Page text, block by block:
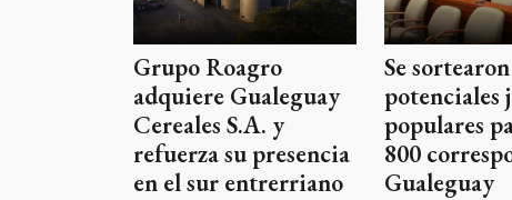
Grupo Roagro
adquiere Gualeguay
Cereales S.A. y
refuerza su presencia
en el sur entrerriano
Se
potenciales
populares
800
Gualeguay